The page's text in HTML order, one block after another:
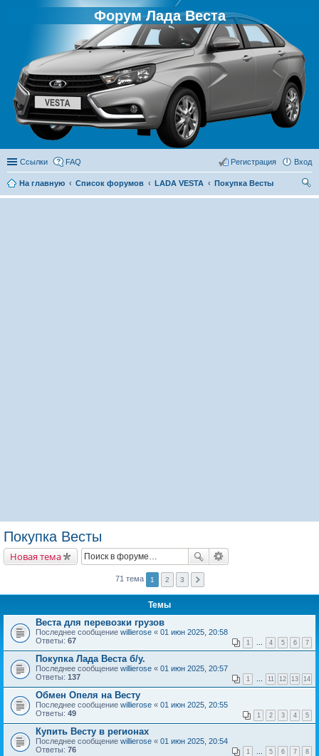
Форум Лада Веста
Ссылки FAQ Вход
Регистрация
На главную Список форумов LADA VESTA
Покупка Весты
ои
Покупка Весты
Новая тема
71 тема 1 2 3
Темы
Веста для перевозки грузов
Последнее сообщение willierose « 01 июн 2025, 20:58
Ответы: 67 1 … 4 5 6 7
Покупка Лада Веста б/у.
Последнее сообщение willierose « 01 июн 2025, 20:57
Ответы: 137 1 … 11 12 13 14
Обмен Опеля на Весту
Последнее сообщение willierose « 01 июн 2025, 20:55
Ответы: 49 1 2 3 4 5
Купить Весту в регионах
Последнее сообщение willierose « 01 июн 2025, 20:54
Ответы: 76 1 … 5 6 7 8